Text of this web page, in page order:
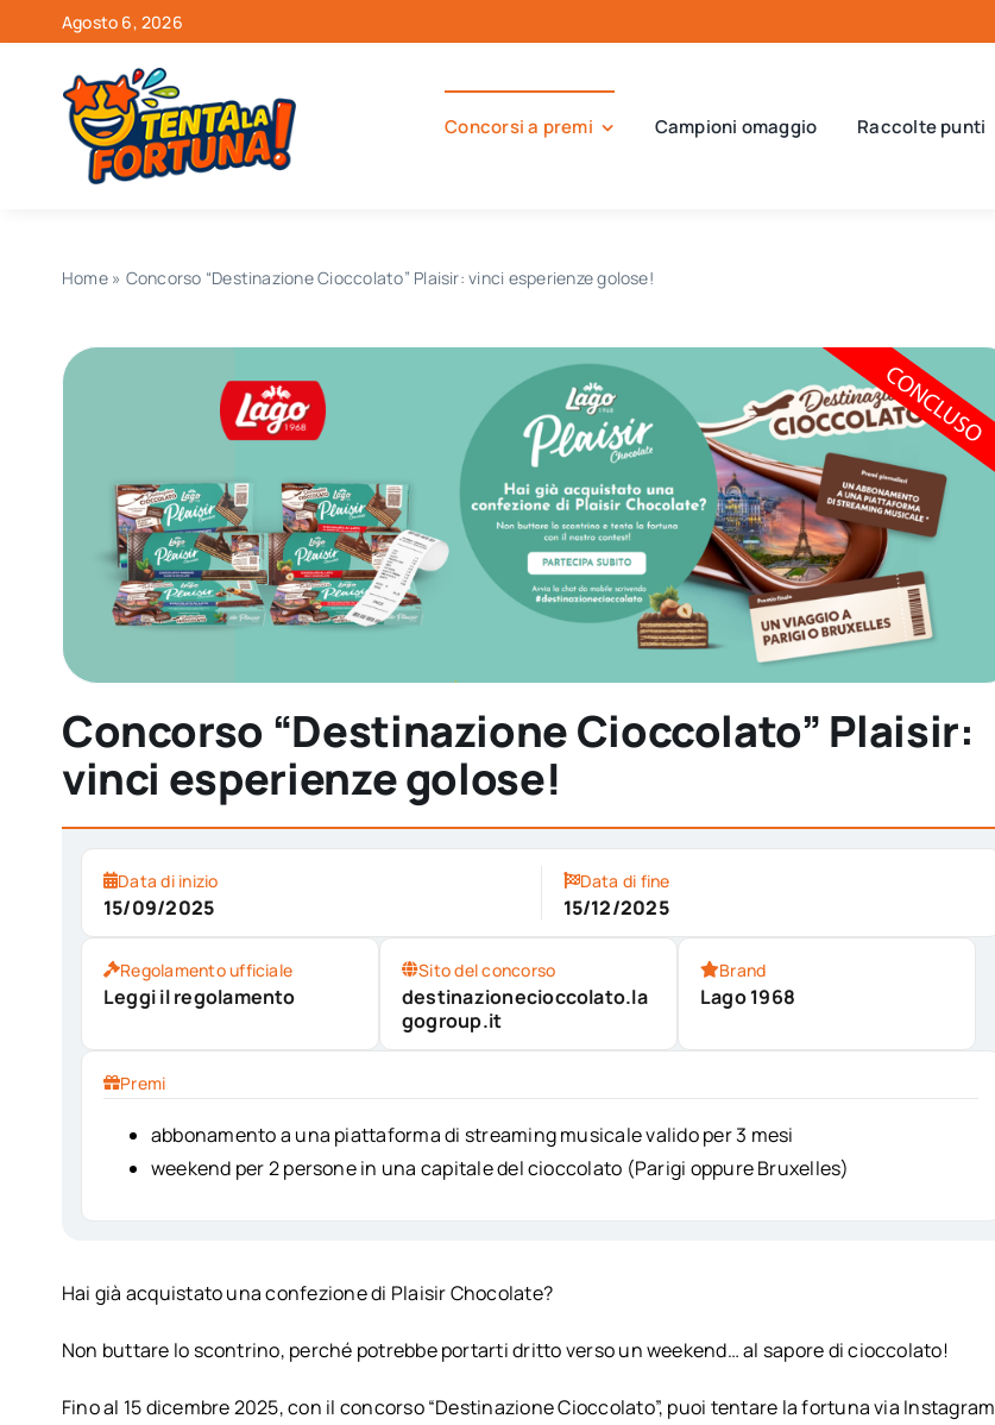
al
contenuto
Agosto 6, 2026
Concorsi a premi Campioni omaggio Raccolte punti
Home» Concorso “Destinazione Cioccolato” Plaisir: vinci esperienze golose!
Concorso “Destinazione Cioccolato” Plaisir:
vinci esperienze golose!
Data di inizio
15/09/2025
Data di fine
15/12/2025
Regolamento ufficiale
Leggi il regolamento
Sito del concorso
destinazionecioccolato.la
gogroup.it
Brand
Lago 1968
Premi
abbonamento a una piattaforma di streaming musicale valido per 3 mesi
weekend per 2 persone in una capitale del cioccolato (Parigi oppure Bruxelles)
Hai già acquistato una confezione di Plaisir Chocolate?
Non buttare lo scontrino, perché potrebbe portarti dritto verso un weekend… al sapore di cioccolato!
Fino al 15 dicembre 2025, con il concorso “Destinazione Cioccolato”, puoi tentare la fortuna via Instagram